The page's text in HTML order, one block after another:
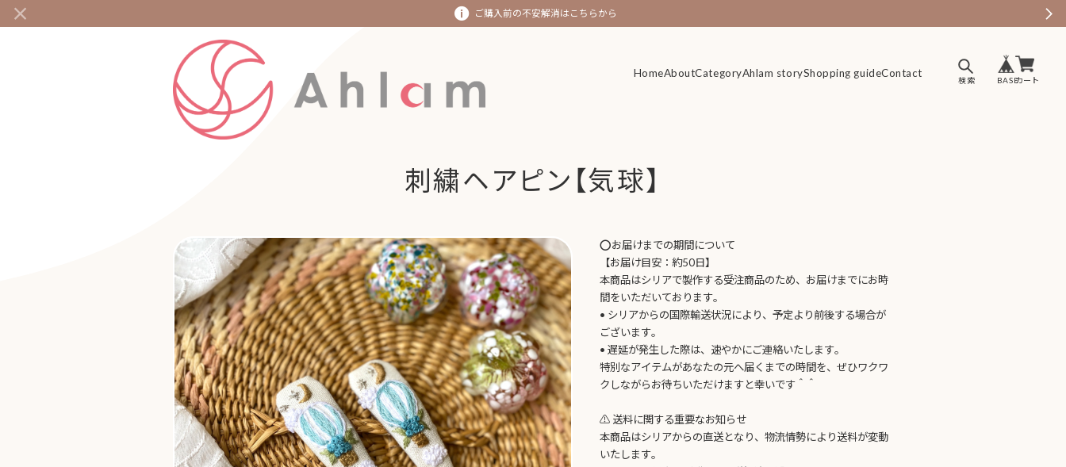
ご購入前の不安解消はこちらから
HomeAboutCategoryAhlam storyShopping guideContact
HomeAboutCategoryAhlam storyShopping guideContact
刺繍ヘアピン【気球】
⭕️お届けまでの期間について
【お届け目安：約50日】
本商品はシリアで製作する受注商品のため、お届けまでにお時
間をいただいております。
• シリアからの国際輸送状況により、予定より前後する場合が
ございます。
• 遅延が発生した際は、速やかにご連絡いたします。
特別なアイテムがあなたの元へ届くまでの時間を、ぜひワクワ
クしながらお待ちいただけますと幸いです＾＾
⚠️ 送料に関する重要なお知らせ
本商品はシリアからの直送となり、物流情勢により送料が変動
いたします。